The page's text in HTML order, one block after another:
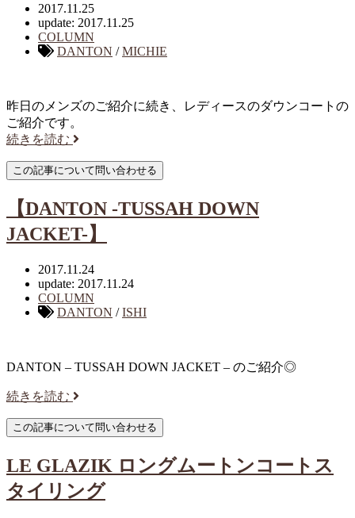
2017.11.25
update: 2017.11.25
COLUMN
DANTON /MICHIE
昨日のメンズのご紹介に続き、レディースのダウンコートの
ご紹介です。
続きを読む
【DANTON -TUSSAH DOWN
JACKET-】
2017.11.24
update: 2017.11.24
COLUMN
DANTON /ISHI
DANTON – TUSSAH DOWN JACKET – のご紹介◎
続きを読む
LE GLAZIK ロングムートンコートス
タイリング